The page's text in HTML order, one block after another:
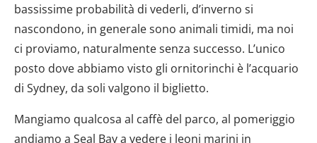
bassissime probabilità di vederli, d’inverno si
nascondono, in generale sono animali timidi, ma noi
ci proviamo, naturalmente senza successo. L’unico
posto dove abbiamo visto gli ornitorinchi è l’acquario
di Sydney, da soli valgono il biglietto.
Mangiamo qualcosa al caffè del parco, al pomeriggio
andiamo a Seal Bay a vedere i leoni marini in